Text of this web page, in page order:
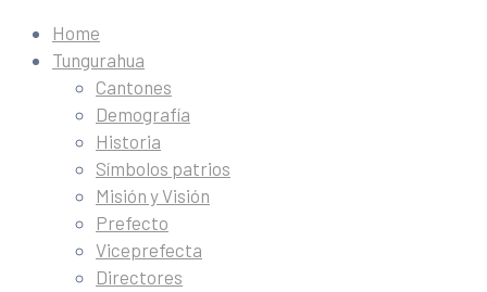
Home
Tungurahua
Cantones
Demografía
Historia
Símbolos patrios
Misión y Visión
Prefecto
Viceprefecta
Directores